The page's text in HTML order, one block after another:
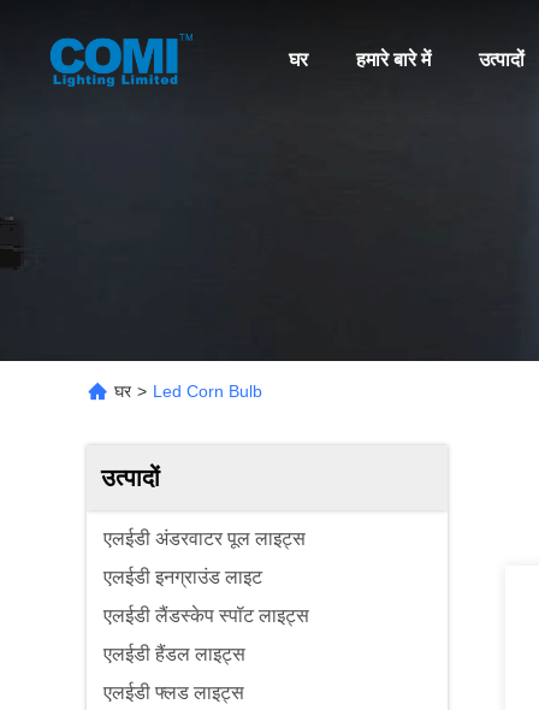
घर हमारे बारे में उत्पादों
घर > Led Corn Bulb
उत्पादों
एलईडी अंडरवाटर पूल लाइट्स
एलईडी इनग्राउंड लाइट
एलईडी लैंडस्केप स्पॉट लाइट्स
एलईडी हैंडल लाइट्स
एलईडी फ्लड लाइट्स